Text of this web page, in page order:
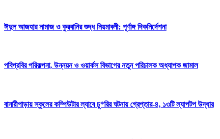
ঈদুল আজহার নামাজ ও কুরবানির শুদ্ধ নিয়মাবলী: পূর্ণাঙ্গ দিকনির্দেশনা
পবিপ্রবির পরিকল্পনা, উন্নয়ন ও ওয়ার্কস বিভাগের নতুন পরিচালক অধ্যাপক জামাল
বানারীপাড়ায় স্কুলের কম্পিউটার ল্যাবে চু*রির ঘটনায় গ্রেপ্তার-৪, ১৩টি ল্যাপটপ উদ্ধার